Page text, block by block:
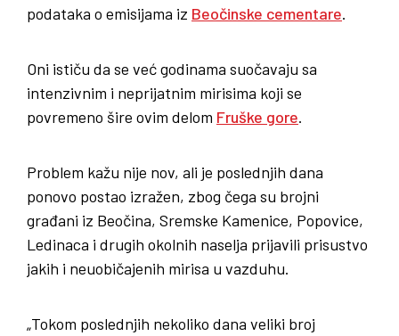
podataka o emisijama iz Beočinske cementare.
Oni ističu da se već godinama suočavaju sa
intenzivnim i neprijatnim mirisima koji se
povremeno šire ovim delom Fruške gore.
Problem kažu nije nov, ali je poslednjih dana
ponovo postao izražen, zbog čega su brojni
građani iz Beočina, Sremske Kamenice, Popovice,
Ledinaca i drugih okolnih naselja prijavili prisustvo
jakih i neuobičajenih mirisa u vazduhu.
„Tokom poslednjih nekoliko dana veliki broj